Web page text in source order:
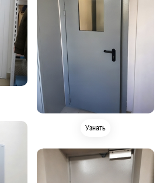
Узнать